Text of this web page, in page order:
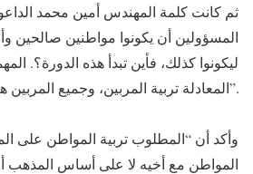
ثم كانت كلمة المهندس أمين محمد
المسؤولين أن يكونوا مواطنين صالحين
ليكونوا كذلك، فأين تبدأ هذه الدورة؟.
المعادلة تربية المربين، وجميع المربين هم قاصدو الخير”.
وأكد أن “المطلوب تربية المواطن على
المواطن مع أخيه لا على أساس المذهب أو